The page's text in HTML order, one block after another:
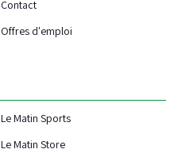
Contact
Offres d'emploi
Le Matin Sports
Le Matin Store